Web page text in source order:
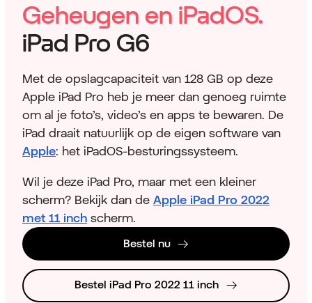
Geheugen en iPadOS.
iPad Pro G6
Met de opslagcapaciteit van 128 GB op deze
Apple iPad Pro heb je meer dan genoeg ruimte
om al je foto’s, video’s en apps te bewaren. De
iPad draait natuurlijk op de eigen software van
Apple: het iPadOS-besturingssysteem.
Wil je deze iPad Pro, maar met een kleiner
scherm? Bekijk dan de Apple iPad Pro 2022
met 11 inch scherm.
Bestel nu
Bestel iPad Pro 2022 11 inch